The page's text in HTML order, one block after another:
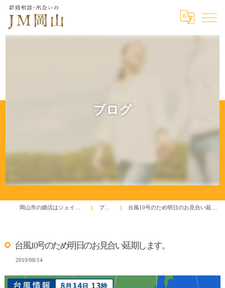
ブログ
ブログ 台風10号のため明日のお見合い延期します。
台風10号のため明日のお見合い延期します。
2019/08/14